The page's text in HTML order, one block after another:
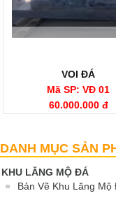
VOI ĐÁ
Mã SP: VĐ 01
60.000.000 đ
DANH MỤC SẢN
KHU LĂNG MỘ ĐÁ
Bản Vẽ Khu Lăng Mộ